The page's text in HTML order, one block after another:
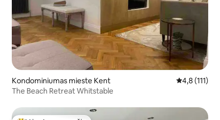
Kondominiumas mieste Kent Vidutinis
4,8 (111)
The Beach Retreat Whitstable